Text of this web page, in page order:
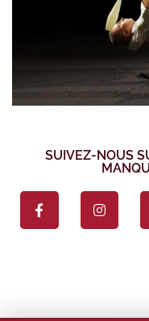
SUIVEZ-NOUS